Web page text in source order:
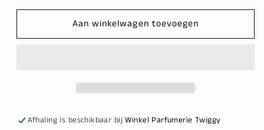
Dualsenses
Specialist
Dualsenses
Scalp
Specialist
Aan winkelwagen toevoegen
Afhaling is beschikbaar bijWinkel Parfumerie Twiggy